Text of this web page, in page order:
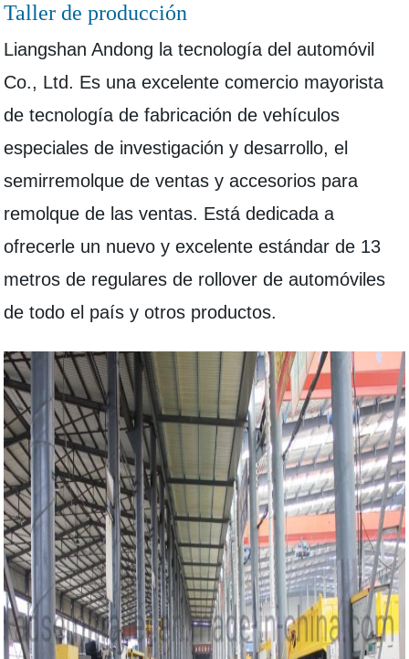
Taller de producción
Liangshan Andong la tecnología del automóvil
Co., Ltd. Es una excelente comercio mayorista
de tecnología de fabricación de vehículos
especiales de investigación y desarrollo, el
semirremolque de ventas y accesorios para
remolque de las ventas. Está dedicada a
ofrecerle un nuevo y excelente estándar de 13
metros de regulares de rollover de automóviles
de todo el país y otros productos.